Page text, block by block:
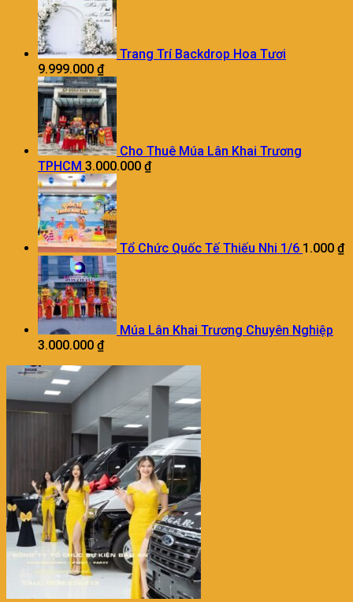
Trang Trí Backdrop Hoa Tươi
9.999.000 ₫
Cho Thuê Múa Lân Khai Trương
TPHCM 3.000.000 ₫
Tổ Chức Quốc Tế Thiếu Nhi 1/6 1.000 ₫
Múa Lân Khai Trương Chuyên Nghiệp
3.000.000 ₫